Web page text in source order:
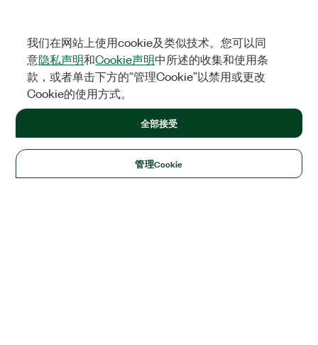
我们在网站上使用cookie及类似技术。您可以同
意隐私声明和Cookie声明中所述的收集和使用条
款，或者单击下方的“管理Cookie”以禁用或更改
Cookie的使用方式。
管理Cookie
全部接受